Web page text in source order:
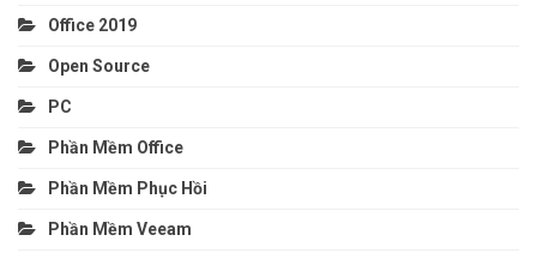
Office 2019
Open Source
PC
Phần Mềm Office
Phần Mềm Phục Hồi
Phần Mềm Veeam